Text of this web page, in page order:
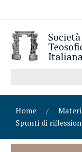
Società
Home
Spunti di